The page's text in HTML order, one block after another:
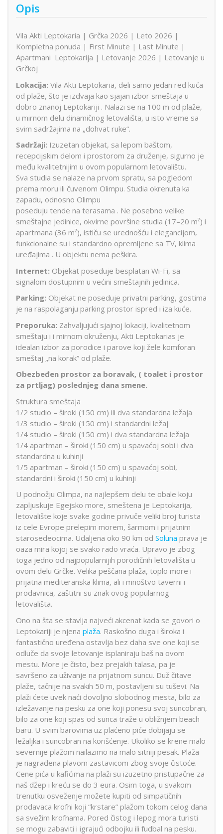
Opis
Vila Akti Leptokaria | Grčka 2026 | Leto 2026 |
Kompletna ponuda | First Minute | Last Minute |
Apartmani Leptokarija | Letovanje 2026 | Letovanje u
Grčkoj
Lokacija: Vila Akti Leptokaria, deli samo jedan red kuća
od plaže, što je izdvaja kao sjajan izbor smeštaja u
dobro znanoj Leptokariji . Nalazi se na 100 m od plaže,
u mirnom delu dinamičnog letovališta, u isto vreme sa
svim sadržajima na „dohvat ruke“.
Sadržaji: Izuzetan objekat, sa lepom baštom,
recepcijskim delom i prostorom za druženje, sigurno je
među kvalitetnijim u ovom popularnom letovalištu.
Sva studia se nalaze na prvom spratu, sa pogledom
prema moru ili čuvenom Olimpu. Studia okrenuta ka
zapadu, odnosno Olimpu
poseduju tende na terasama . Ne posebno velike
smeštajne jedinice, okvirne površine studia (17–20 m²) i
apartmana (36 m²), ističu se urednošću i elegancijom,
funkcionalne su i standardno opremljene sa TV, klima
uređajima . U objektu nema peškira.
Internet: Objekat poseduje besplatan Wi-Fi, sa
signalom dostupnim u većini smeštajnih jedinica.
Parking: Objekat ne poseduje privatni parking, gostima
je na raspolaganju parking prostor ispred i iza kuće.
Preporuka: Zahvaljujući sjajnoj lokaciji, kvalitetnom
smeštaju i i mirnom okruženju, Akti Leptokarias je
idealan izbor za porodice i parove koji žele komforan
smeštaj „na korak” od plaže.
Obezbeđen prostor za boravak, ( toalet i prostor
za prtljag) poslednjeg dana smene.
Struktura smeštaja
1/2 studio – široki (150 cm) ili dva standardna ležaja
1/3 studio – široki (150 cm) i standardni ležaj
1/4 studio – široki (150 cm) i dva standardna ležaja
1/4 apartman – široki (150 cm) u spavaćoj sobi i dva
standardna u kuhinji
1/5 apartman – široki (150 cm) u spavaćoj sobi,
standardni i široki (150 cm) u kuhinji
U podnožju Olimpa, na najlepšem delu te obale koju
zapljuskuje Egejsko more, smeštena je Leptokarija,
letovalište koje svake godine privuče veliki broj turista
iz cele Evrope prelepim morem, šarmom i prijatnim
starosedeocima. Udaljena oko 90 km od Soluna prava je
oaza mira kojoj se svako rado vraća. Upravo je zbog
toga jedno od najpopularnijih porodičnih letovališta u
ovom delu Grčke. Velika peščana plaža, toplo more i
prijatna mediteranska klima, ali i mnoštvo taverni i
prodavnica, zaštitni su znak ovog popularnog
letovališta.
Ono na šta se stavlja najveći akcenat kada se govori o
Leptokariji je njena plaža. Raskošno duga i široka i
fantastično uređena ostavlja bez daha sve one koji se
odluče da svoje letovanje isplaniraju baš na ovom
mestu. More je čisto, bez prejakih talasa, pa je
savršeno za uživanje na prijatnom suncu. Duž čitave
plaže, tačnije na svakih 50 m, postavljeni su tuševi. Na
plaži ćete uvek naći dovoljno slobodnog mesta, bilo za
izležavanje na pesku za one koji ponesu svoj suncobran,
bilo za one koji spas od sunca traže u obližnjem beach
baru. U svim barovima uz plaćeno piće dobijaju se
ležaljka i suncobran na korišćenje. Ukoliko se krene malo
severnije plažom nailazimo na malo sitniji pesak. Plaža
je nagrađena plavom zastavicom zbog svoje čistoće.
Cene pića u kafićima na plaži su izuzetno pristupačne za
naš džep i kreću se do 3 eura. Osim toga, u svakom
trenutku osveženje možete kupiti od simpatičnih
prodavaca krofni koji “krstare” plažom tokom celog dana
sa svežim krofnama. Pored čistog i lepog mora turisti
se mogu zabaviti i igrajući odbojku ili fudbal na pesku.